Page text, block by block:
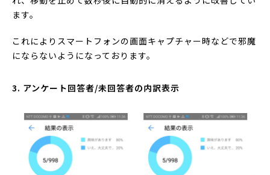
ます。
これによりスマートフォンの画面キャプチャー時などで邪魔
にならないようになっております。
3. アンケート回答者/未回答者の内訳表示